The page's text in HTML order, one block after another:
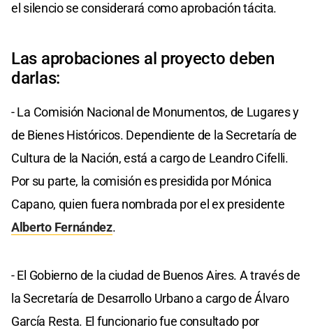
el silencio se considerará como aprobación tácita.
Las aprobaciones al proyecto deben
darlas:
- La Comisión Nacional de Monumentos, de Lugares y
de Bienes Históricos. Dependiente de la Secretaría de
Cultura de la Nación, está a cargo de Leandro Cifelli.
Por su parte, la comisión es presidida por Mónica
Capano, quien fuera nombrada por el ex presidente
Alberto Fernández.
- El Gobierno de la ciudad de Buenos Aires. A través de
la Secretaría de Desarrollo Urbano a cargo de Álvaro
García Resta. El funcionario fue consultado por